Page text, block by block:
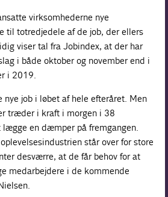
virksomhederne nye
til totredjedele af de job, der ellers
viser tal fra Jobindex, at der har
i både oktober og november end i
i 2019.
nye job i løbet af hele efteråret. Men
træder i kraft i morgen i 38
en dæmper på fremgangen.
står over for store
desværre, at de får behov for at
medarbejdere i de kommende